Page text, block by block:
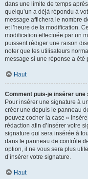
dans une limite de temps
quelqu’un a déjà répondu à
message affichera le nombre
et l’heure de la modification.
modification effectuée par un
puissent rédiger une raison
noter que les utilisateurs
message si une réponse a été
Haut
Comment puis-je insérer
Pour insérer une signature à
créer une depuis le panneau
pouvez cocher la case «
rédaction afin d’insérer votre
signature qui sera insérée à
dans le panneau de contrôle
option, il ne vous sera plus
d’insérer votre signature.
Haut